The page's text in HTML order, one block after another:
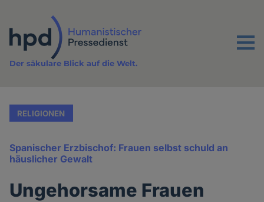
Inhalt
Menu
Der säkulare Blick auf die Welt.
RELIGIONEN
Spanischer Erzbischof: Frauen selbst schuld an
häuslicher Gewalt
Ungehorsame Frauen